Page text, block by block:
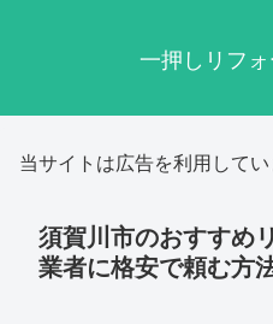
一押しリフ
当サイトは広告を利用してい
須賀川市のおすすめ
業者に格安で頼む方